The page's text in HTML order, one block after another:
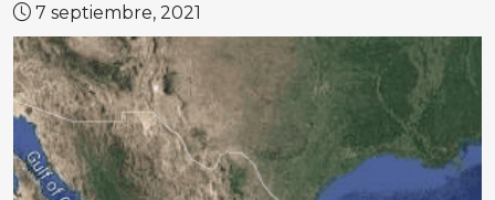
7 septiembre, 2021